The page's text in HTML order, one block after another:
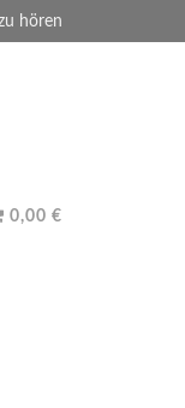
hören
0,00 €